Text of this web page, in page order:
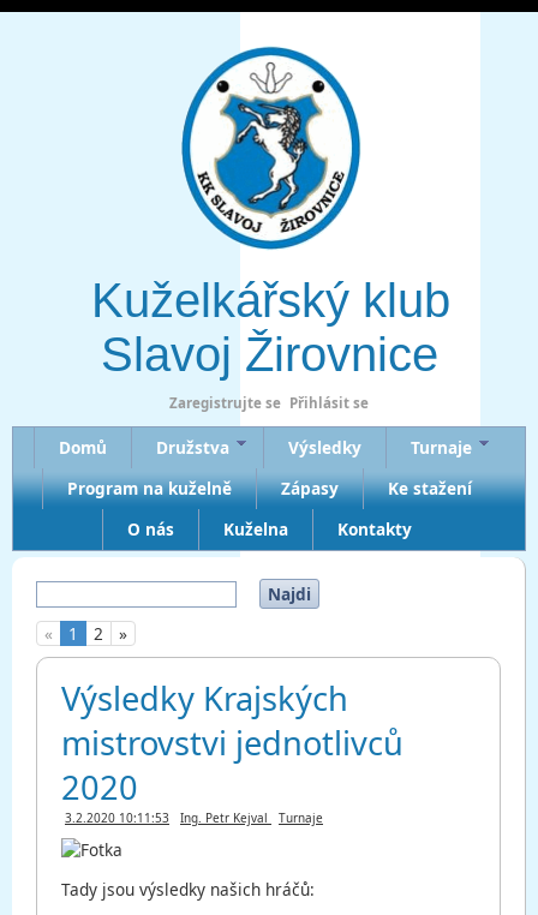
Kuželkářský klub
Slavoj Žirovnice
Zaregistrujte se Přihlásit se
Domů Družstva Výsledky
Turnaje
Program na kuželně
Zápasy
Ke stažení
O nás
Kuželna Kontakty
Najdi
«
1 2 »
Výsledky Krajských
mistrovstvi jednotlivců
2020
3.2.2020 10:11:53 Ing. Petr Kejval Turnaje
Tady jsou výsledky našich hráčů: